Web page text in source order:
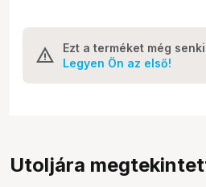
Ezt a terméket még
Legyen Ön az első!
Utoljára